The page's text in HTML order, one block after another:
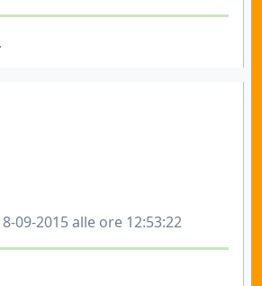
09-2015 alle ore 12:53:22